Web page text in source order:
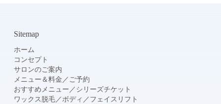
Sitemap
ホーム
コンセプト
サロンのご案内
メニュー＆料金 ／ ご予約
おすすめメニュー ／ シリーズチケット
ワックス脱毛／ボディ ／ フェイスリフト